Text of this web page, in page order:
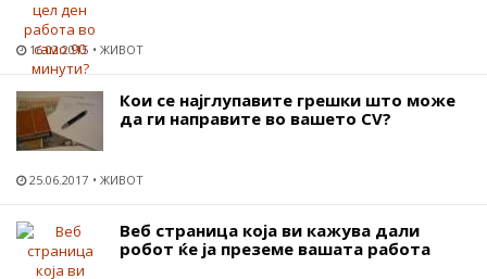
16.02.2015 ЖИВОТ
Кои се најглупавите грешки што може
да ги направите во вашето CV?
25.06.2017 ЖИВОТ
Веб страница која ви кажува дали
робот ќе ја преземе вашата работа